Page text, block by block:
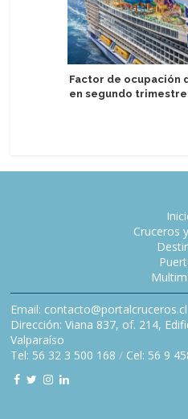
Factor de ocupación
en segundo trimestre
Cruceros
Email: contacto@portalcruceros.cl
Dirección: Viana 837, of. 214,
Valparaíso
Tel: 56 32 3 500 168 / Cel: 56 9